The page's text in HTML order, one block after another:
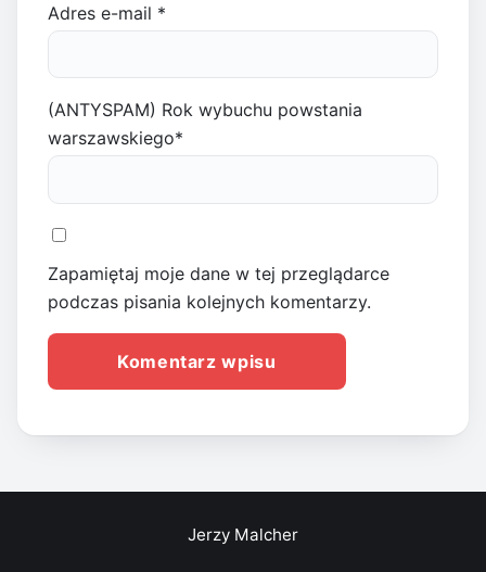
Adres e-mail *
(ANTYSPAM) Rok wybuchu powstania
warszawskiego*
Zapamiętaj moje dane w tej przeglądarce
podczas pisania kolejnych komentarzy.
Jerzy Malcher